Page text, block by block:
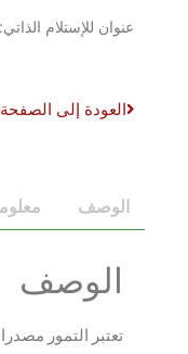
عنوان للإستلام
العودة إلى
الوصف
الوصف
تعتبر التمور